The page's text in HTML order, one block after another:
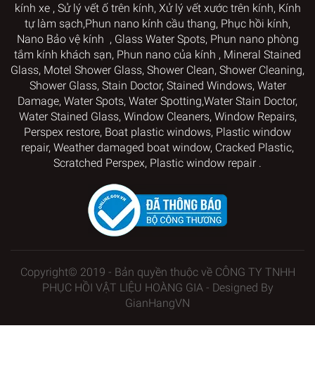
kính xe, Sử lý vết ố trên kính, Xử lý vết xước trên kính, Kính
tự làm sạch,Phun nano kính cầu thang, Phục hồi kính,
Nano Bảo vệ kính , Glass Water Spots, Phun nano phòng
tắm kính khách sạn, Phun nano của kính , Mineral Stained
Glass, Motel Shower Glass, Shower Clean, Shower Cleaning,
Shower Glass, Stain Doctor, Stained Windows, Water
Damage, Water Spots, Water Spotting,Water Stain Doctor,
Water Stained Glass, Window Cleaners, Window Repairs,
Perspex restore, Boat plastic windows, Plastic window
repair, Weather damaged boat window, Cracked Plastic,
Scratched Perspex, Plastic window repair
Copyright© 2019 - Bản quyền thuộc về CÔNG TY TNHH
PHỤC HỒI VẬT LIỆU HOÀNG GIA - Designed By
GianHangVN